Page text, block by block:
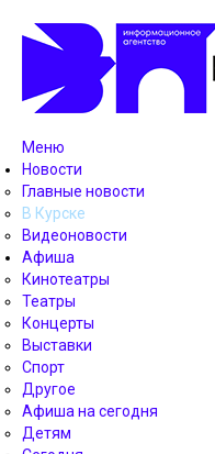
Меню
Новости
Главные новости
В Курске
Видеоновости
Афиша
Кинотеатры
Театры
Концерты
Выставки
Спорт
Другое
Афиша на сегодня
Детям